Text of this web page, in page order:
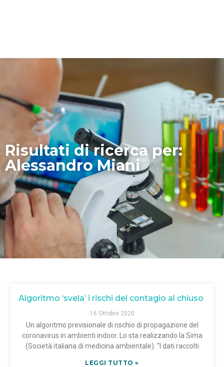
Risultati di ricerca per:
Alessandro Miani
Algoritmo ‘svela’ i rischi del contagio al chiuso
16 Ottobre 2020
Un algoritmo previsionale di rischio di propagazione del
coronavirus in ambienti indoor. Lo sta realizzando la Sima
(Società italiana di medicina ambientale). “I dati raccolti
LEGGI TUTTO »